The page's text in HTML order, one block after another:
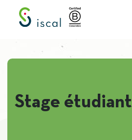
Skip to content
Stage étudiant